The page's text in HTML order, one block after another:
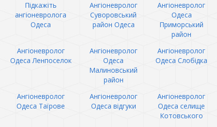
Підкажіть
ангіоневролога
Одеса
Ангіоневролог
Суворовський
район Одеса
Ангіоневролог
Одеса
Приморський
район
Ангіоневролог
Одеса Ленпоселок
Ангіоневролог
Одеса
Малиновський
район
Ангіоневролог
Одеса Слобідка
Ангіоневролог
Одеса Таїрове
Ангіоневролог
Одеса відгуки
Ангіоневролог
Одеса селище
Котовського